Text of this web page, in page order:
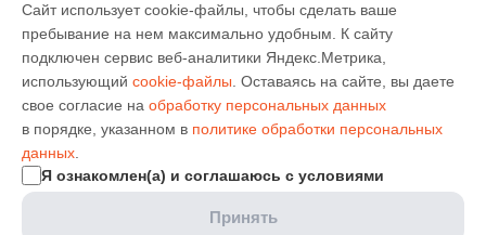
Сайт использует cookie-файлы, чтобы сделать ваше
пребывание на нем максимально удобным. К cайту
подключен сервис веб-аналитики Яндекс.Метрика,
использующий cookie-файлы . Оставаясь на сайте, вы даете
свое согласие на обработку персональных данных
в порядке, указанном в политике обработки персональных
данных
Я ознакомлен(а) и соглашаюсь с условиями
Принять